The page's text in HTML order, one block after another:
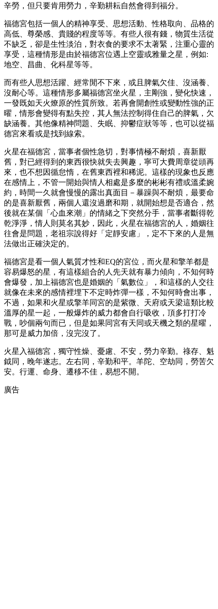
辛勞，但只要肯用勞力，辛勤耕耘自然會得到福分。
福德宮包括一個人的精神享受、思想活動、性格取向、品格的
高低、尊榮感、貴賤的程度等等。有些人很有錢，物質生活從
不缺乏，卻是生性淡泊，對衣食的要求不太著緊，注重心靈的
享受，這種情形是由於福德宮位遇上空靈或雅量之星，例如:
地空、昌曲、化科星等等。
而有些人思想活躍、經常閒不下來，或且脾氣欠佳、沒涵養、
沒耐心等。這種情形多屬福德宮坐火星，主剛強，變化快速，
一發既如天火燎原的性質所致。若再會開創性或變動性強的正
曜，情形會變得有點失控，其人無法控制得住自己的脾氣，欠
缺涵養。其他像精神問題、失眠、抑鬱症狀等等，也可以從福
德宮來看或是找到線索。
火星在福德宮，當事者個性急切，對事情極不耐煩，喜新厭
舊，對已經得到的東西很快就失去興趣，寧可大費周章從頭再
來，也不想因循怠惰，在舊東西裡和稀泥。這樣的現象也反應
在感情上，不管一開始與情人相處是多麼的彬彬有禮或溫柔婉
約，時間一久就會慢慢的露出真面目－暴躁與不耐煩，最要命
的是喜新厭舊，兩個人還沒過磨和期，就開始想是否適合，然
後就在某個「心血來潮」的情緒之下突然分手，當事者斷得乾
乾淨淨，情人則莫名其妙，因此，火星在福德宮的人，婚姻往
往會是問題，老祖宗說得好「定靜安慮」，定不下來的人是無
法做出正確決定的。
福德宮是看一個人氣質才性和EQ的宮位，而火星和擎羊都是
容易爆怒的星，有這樣組合的人先天就有暴力傾向，不知何時
會爆發，加上福德宮也是婚姻的「氣數位」，和這樣的人交往
就像在未來的感情裡埋下不定時炸彈一樣，不知何時會出事，
不過，如果和火星或擎羊同宮的是紫微、天府或天梁這類比較
溫厚的星一起，一般爆炸的威力都會自行吸收，頂多打打冷
戰，吵個兩句而已，但是如果同宮有天同或天機之類的星曜，
那可是威力加倍，沒完沒了。
火星入福德宮，獨守性燥、憂慮、不安，勞力辛勤。祿存、魁
鉞同，晚年遂志。左右同，辛勤和平。羊陀、空劫同，勞苦欠
安。行運、命身、遷移不佳，易想不開。
廣告